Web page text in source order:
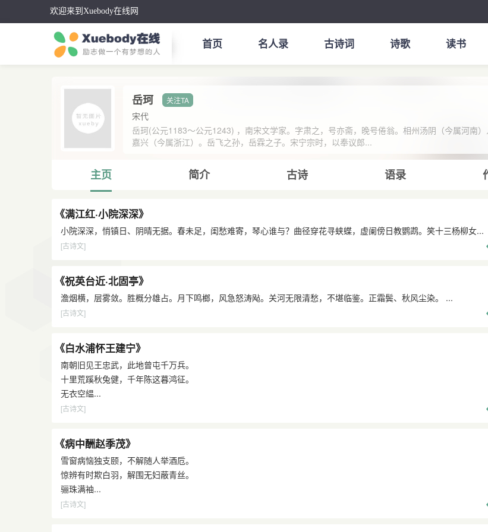
欢迎来到Xuebody在线网
首页 名人录 古诗词 诗歌 读书
岳珂
宋代
岳珂(公元1183～公元1243) ，南宋文学家。字肃之，号亦斋，晚号倦翁。相州汤阴（今属河南
嘉兴（今属浙江）。岳飞之孙，岳霖之子。宋宁宗时，以奉议郎...
主页 简介 古诗 语录
《满江红·小院深深》
小院深深，悄镇日、阴晴无据。春未足，闺愁难寄，琴心谁与？曲径穿花寻蛱蝶，虚阑傍日教鹦鹉。笑十三杨柳女...
[古诗文]
《祝英台近·北固亭》
澹烟横，层雾敛。胜概分雄占。月下鸣榔，风急怒涛飐。关河无限清愁，不堪临鉴。正霜鬓、秋风尘染。 ...
[古诗文]
《白水浦怀王建宁》
南朝旧见王忠武，此地曾屯千万兵。
十里荒蹊秋兔健，千年陈这暮鸿征。
无衣空緼...
[古诗文]
《病中酬赵季茂》
雪窗病恼独支颐，不解随人举酒卮。
惊辨有时欺白羽，解围无妇蔽青丝。
骊珠满袖...
[古诗文]